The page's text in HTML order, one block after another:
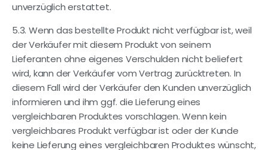
unverzüglich erstattet.
5.3. Wenn das bestellte Produkt nicht verfügbar ist, weil
der Verkäufer mit diesem Produkt von seinem
Lieferanten ohne eigenes Verschulden nicht beliefert
wird, kann der Verkäufer vom Vertrag zurücktreten. In
diesem Fall wird der Verkäufer den Kunden unverzüglich
informieren und ihm ggf. die Lieferung eines
vergleichbaren Produktes vorschlagen. Wenn kein
vergleichbares Produkt verfügbar ist oder der Kunde
keine Lieferung eines vergleichbaren Produktes wünscht,